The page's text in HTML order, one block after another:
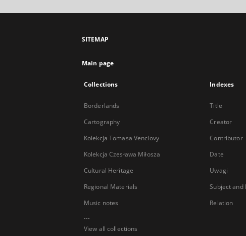
SITEMAP
Main page
Collections
Borderlands
Cartography
Kolekcja Tomasa Venclovy
Kolekcja Czesława Miłosza
Cultural Heritage
Regional Materials
Music notes
...
View all collections
Indexes
Title
Creator
Contributor
Date
Uwagi
Subject and
Relation